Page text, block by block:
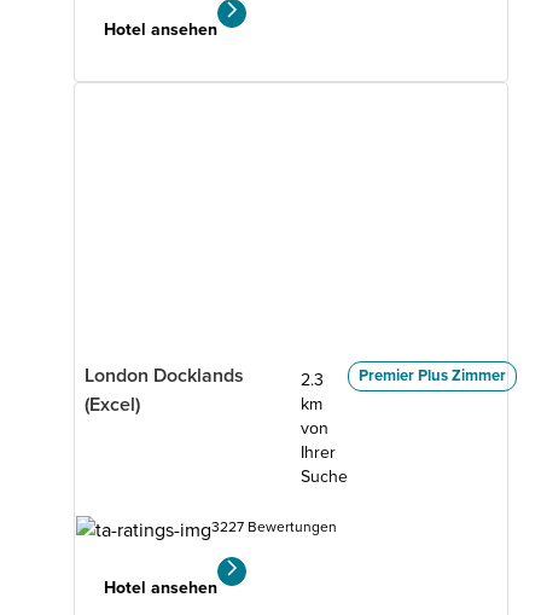
Hotel ansehen
London Docklands
(Excel)
2.3
km
von
Ihrer
Suche
Premier Plus Zimmer
3227 Bewertungen
Hotel ansehen